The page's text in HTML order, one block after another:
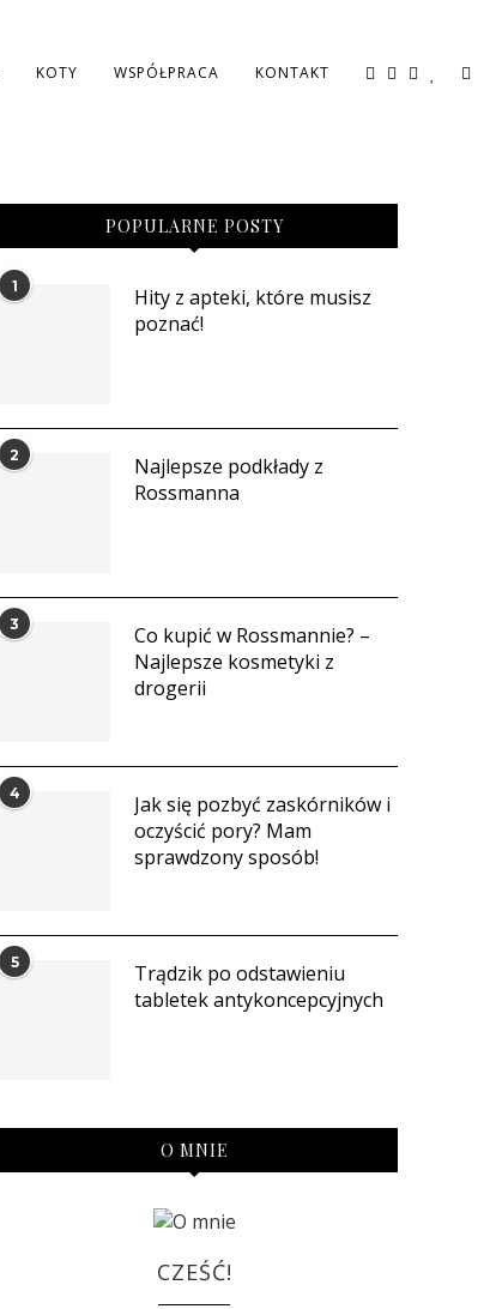
KOTY WSPÓŁPRACA KONTAKT
POPULARNE POSTY
1
Hity z apteki, które musisz
poznać!
2
Najlepsze podkłady z
Rossmanna
3
Co kupić w Rossmannie? –
Najlepsze kosmetyki z
drogerii
4
Jak się pozbyć zaskórników i
oczyścić pory? Mam
sprawdzony sposób!
5
Trądzik po odstawieniu
tabletek antykoncepcyjnych
O MNIE
CZEŚĆ!